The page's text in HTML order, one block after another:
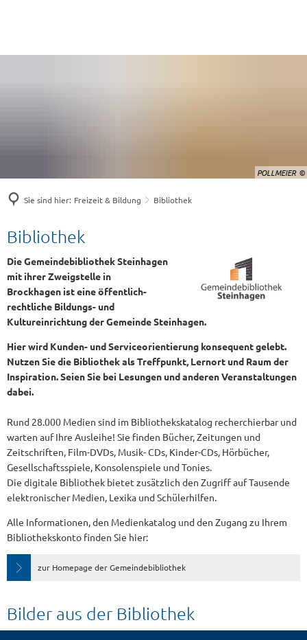
POLLMEIER
Sie sind hier: Freizeit & Bildung Bibliothek
Bibliothek
Bibliothek
Die Gemeindebibliothek Steinhagen
mit ihrer Zweigstelle in
Brockhagen ist eine öffentlich-
rechtliche Bildungs- und
Kultureinrichtung der Gemeinde Steinhagen.
Hier wird Kunden- und Serviceorientierung konsequent gelebt.
Nutzen Sie die Bibliothek als Treffpunkt, Lernort und Raum der
Inspiration. Seien Sie bei Lesungen und anderen Veranstaltungen
dabei.
Rund 28.000 Medien sind im Bibliothekskatalog recherchierbar und
warten auf Ihre Ausleihe! Sie finden Bücher, Zeitungen und
Zeitschriften, Film-DVDs, Musik- CDs, Kinder-CDs, Hörbücher,
Gesellschaftsspiele, Konsolenspiele und Tonies.
Die digitale Bibliothek bietet zusätzlich den Zugriff auf Tausende
elektronischer Medien, Lexika und Schülerhilfen.
Alle Informationen, den Medienkatalog und den Zugang zu Ihrem
Bibliothekskonto finden Sie hier:
zur Homepage der Gemeindebibliothek
Bilder aus der Bibliothek